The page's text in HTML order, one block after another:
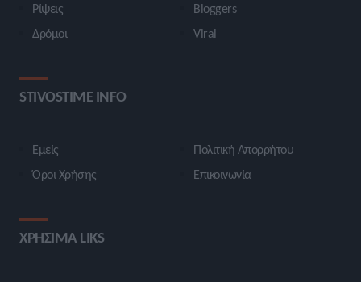
Ρίψεις
Δρόμοι
Bloggers
Viral
STIVOSTIME INFO
Εμείς
Όροι Χρήσης
Πολιτική Απορρήτου
Επικοινωνία
ΧΡΗΣΙΜΑ LIKS